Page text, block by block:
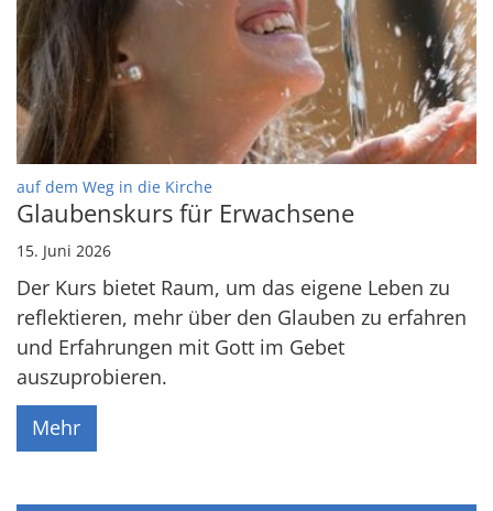
auf dem Weg in die Kirche:
Glaubenskurs für Erwachsene
15. Juni 2026
Der Kurs bietet Raum, um das eigene Leben zu
reflektieren, mehr über den Glauben zu erfahren
und Erfahrungen mit Gott im Gebet
auszuprobieren.
Mehr